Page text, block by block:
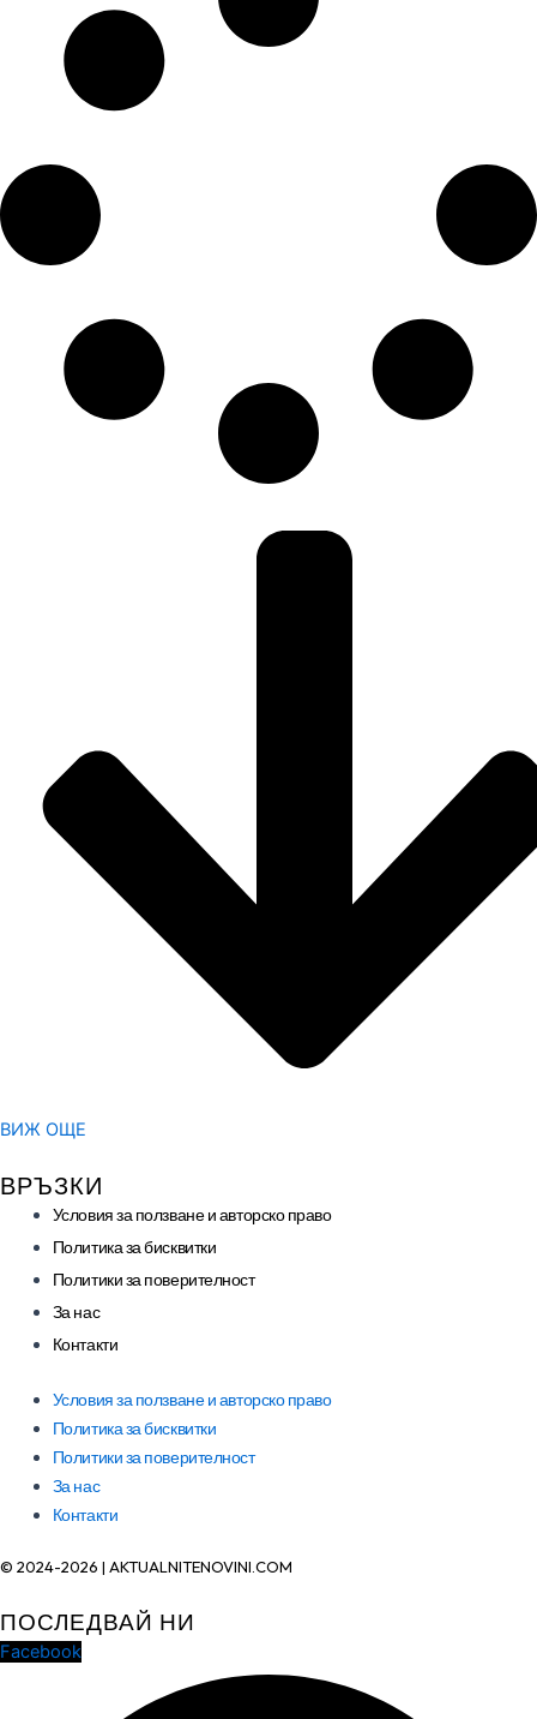
ВИЖ ОЩЕ
ВРЪЗКИ
Условия за ползване и авторско право
Политика за бисквитки
Политики за поверителност
За нас
Контакти
Условия за ползване и авторско право
Политика за бисквитки
Политики за поверителност
За нас
Контакти
© 2024-2026 | AKTUALNITENOVINI.COM
ПОСЛЕДВАЙ НИ
Facebook